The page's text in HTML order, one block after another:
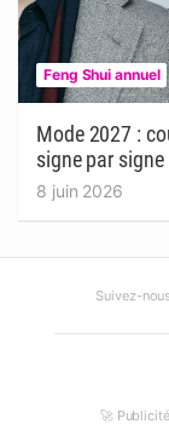
Feng Shui annuel
Mode 2027 :
signe par signe
8 juin 2026
Suivez-
🚀 Publicité